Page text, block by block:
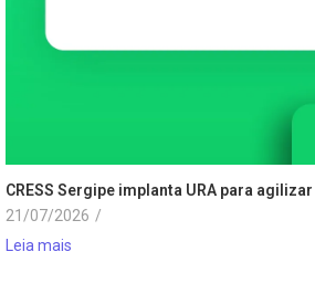
CRESS Sergipe implanta URA para
21/07/2026 /
Leia mais